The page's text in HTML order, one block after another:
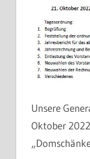
Unsere
Oktober